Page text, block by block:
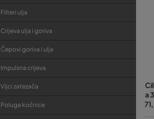
Filteri ulja
Crijeva ulja i goriva
Čepovi goriva i ulja
Impulsna crijeva
Vijci zatezača
Poluga kočnice
a